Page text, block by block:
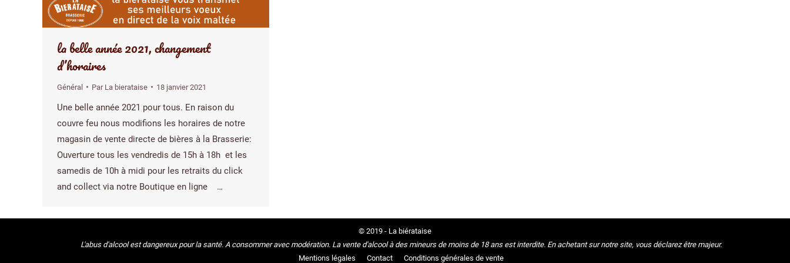
la belle année 2021, changement
d’horaires
Général Par La bierataise 18 janvier 2021
Une belle année 2021 pour tous. En raison du
couvre feu nous modifions les horaires de notre
magasin de vente directe de bières à la Brasserie:
Ouverture tous les vendredis de 15h à 18h et les
samedis de 10h à midi pour les retraits du click
and collect via notre Boutique en ligne …
© 2019 - La biérataise
L'abus d'alcool est dangereux pour la santé. A consommer avec modération. La vente d'alcool à des mineurs de moins de 18 ans est interdite. En achetant sur notre site, vous déclarez être majeur.
Mentions légales
Contact Conditions générales de vente